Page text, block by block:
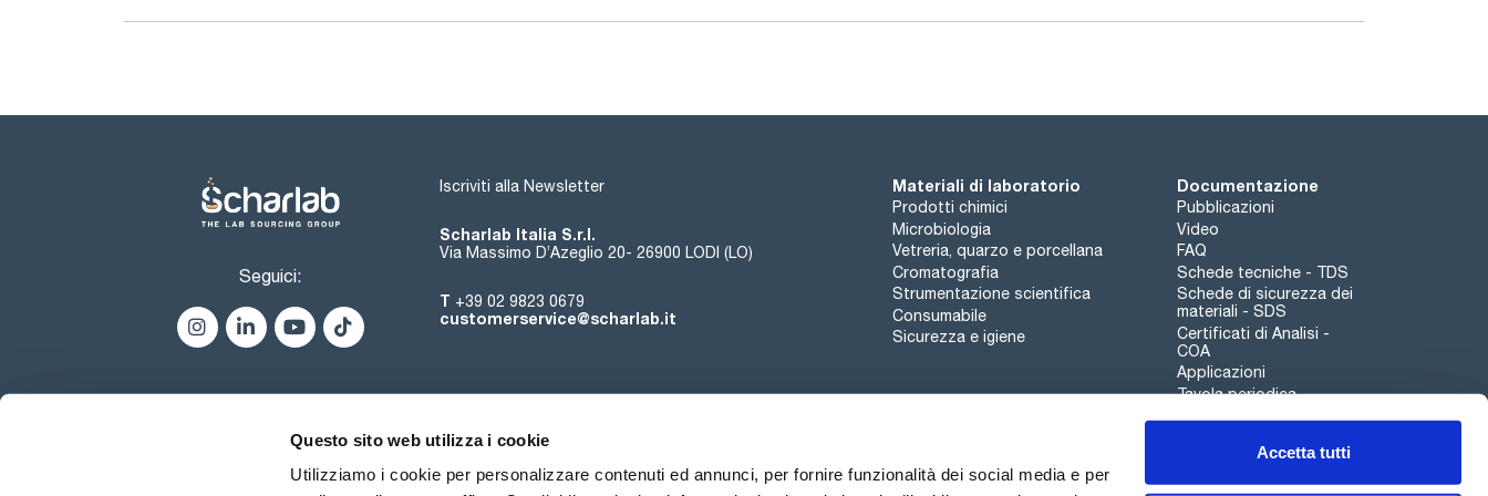
Questo sito web utilizza i cookie
Utilizziamo i cookie per personalizzare contenuti ed annunci, per fornire funzionalità dei social media e per
Accetta tutti
- Per scuotere, dissalare, estrarre, eluire, arricchire;
- I 3 rulli di bloccaggio sono regolabili in altezza per adattarsi a diverse dimensioni dell'imbuto separatore;
- Fornito con: 3 rulli di fissaggio, 6 O-ring;
- Dimensioni (LxHxP): 334x145x425 mm;
- Numero di imbuti separatori per volume, a forma di pera: 6x50 ml, 5x100 ml, 3x25 ml, 3x500 ml;
Supporto di base AS 1.60:
Seguici:
Iscriviti alla Newsletter
Scharlab Italia S.r.l.
Via Massimo D’Azeglio 20- 26900 LODI (LO)
T +39 02 9823 0679
customerservice@scharlab.it
Materiali di laboratorio
Prodotti chimici
Microbiologia
Vetreria, quarzo e porcellana
Cromatografia
Strumentazione scientifica
Consumabile
Sicurezza e igiene
Documentazione
Pubblicazioni
Video
FAQ
Schede tecniche - TDS
Schede di sicurezza dei
materiali - SDS
Certificati di Analisi -
COA
Applicazioni
Tavola periodica
Canale di segnalazioni